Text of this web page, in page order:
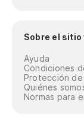
Sobre el sitio
Ayuda
Condiciones
Protección de
Quiénes
Normas para